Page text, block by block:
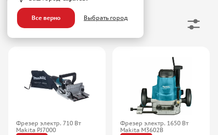
Все верно Выбрать город
Фрезеры электрические
Фрезер электр. 710 Вт
Makita PJ7000
Фрезер электр. 1650 Вт
Makita M3602B